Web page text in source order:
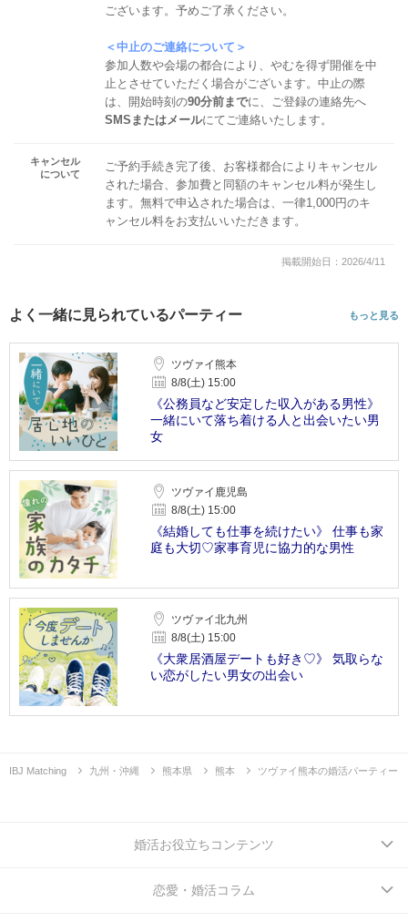
ございます。予めご了承ください。
＜中止のご連絡について＞
参加人数や会場の都合により、やむを得ず開催を中
止とさせていただく場合がございます。中止の際
は、開始時刻の90分前までに、ご登録の連絡先へ
SMSまたはメールにてご連絡いたします。
キャンセル
について
ご予約手続き完了後、お客様都合によりキャンセル
された場合、参加費と同額のキャンセル料が発生し
ます。無料で申込された場合は、一律1,000円のキ
ャンセル料をお支払いいただきます。
掲載開始日：2026/4/11
よく一緒に見られているパーティー もっと見る
ツヴァイ熊本
8/8(土) 15:00
《公務員など安定した収入がある男性》
一緒にいて落ち着ける人と出会いたい男
女
ツヴァイ鹿児島
8/8(土) 15:00
《結婚しても仕事を続けたい》 仕事も家
庭も大切♡家事育児に協力的な男性
ツヴァイ北九州
8/8(土) 15:00
《大衆居酒屋デートも好き♡》 気取らな
い恋がしたい男女の出会い
IBJ Matching 九州・沖縄 熊本県 熊本 ツヴァイ熊本の婚活パーティー
婚活お役立ちコンテンツ
恋愛・婚活コラム